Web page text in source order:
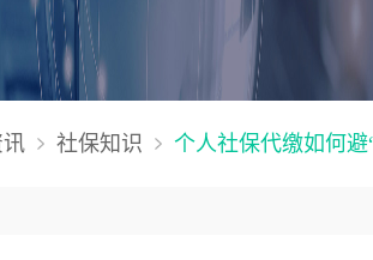
社保知识 个人社保代缴如何避